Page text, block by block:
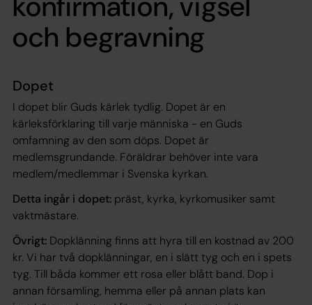
och begravning
Dopet
I dopet blir Guds kärlek tydlig. Dopet är en
kärleksförklaring till varje människa - en Guds
omfamning av den som döps. Dopet är
medlemsgrundande. Föräldrar behöver inte vara
medlem/medlemmar i Svenska kyrkan.
Detta ingår i dopet: präst, kyrka, kyrkomusiker samt
vaktmästare.
Övrigt: Dopklänning finns att hyra till en kostnad av 200
kr. Vi har två dopklänningar, en i slätt tyg och en i spets
tyg. Till båda kommer ett rosa eller blått band. Dop i
annan församling, hemma eller på annan plats kan